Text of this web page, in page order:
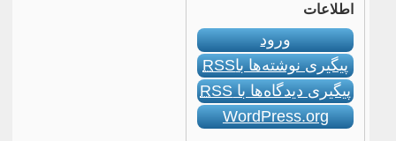
اطلاعات
ورود
پیگیری نوشته‌ها باRSS
پیگیری دیدگاه‌ها باRSS
WordPress.org